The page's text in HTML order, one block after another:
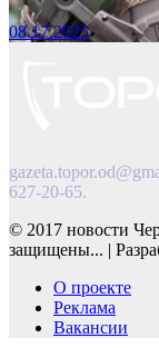
08.17.2025
627-20-65.
© 2017 новости
защищены...
О проекте
Реклама
Вакансии